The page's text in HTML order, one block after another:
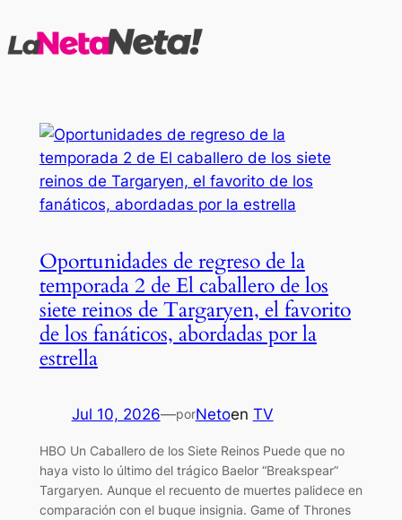
al
Oportunidades de regreso de la
temporada 2 de El caballero de los
siete reinos de Targaryen, el favorito
de los fanáticos, abordadas por la
estrella
Jul 10, 2026—porNetoen TV
HBO Un Caballero de los Siete Reinos Puede que no
haya visto lo último del trágico Baelor “Breakspear”
Targaryen. Aunque el recuento de muertes palidece en
comparación con el buque insignia. Game of Thrones